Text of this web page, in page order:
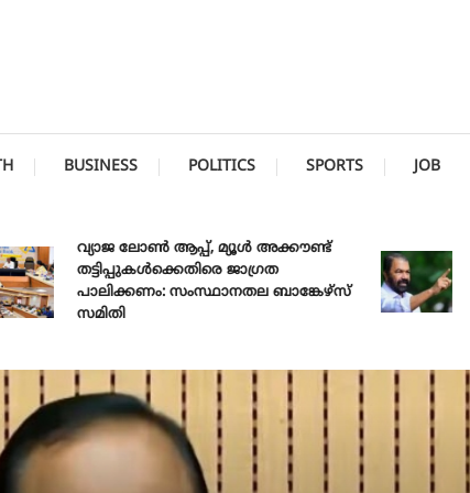
BUSINESS POLITICS SPORTS JOB
വ്യാജ ലോൺ ആപ്പ്, മ്യൂൾ അക്കൗണ്ട്
തട്ടിപ്പുകൾക്കെതിരെ ജാ​ഗ്രത
പാലിക്കണം: സംസ്ഥാനതല ബാങ്കേഴ്സ്
സമിതി